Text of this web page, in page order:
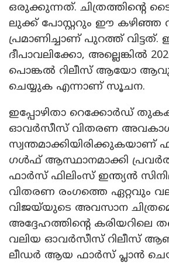
ഒരുക്കുന്നത്. ചിത്രത്തിന്റെ
ലുക്ക് പോസ്റ്ററും ഈ കഴിഞ്ഞ
പ്രമാണിച്ചാണ് പുറത്ത്
ദീപാവലിക്കോ, അല്ലെങ്കിൽ
പൊങ്കൽ റിലീസ് ആയോ ആവും
ചെയ്യുക എന്നാണ് സൂചന.
ഇപ്പോഴിതാ റെക്കോർഡ്
ഓവർസീസ് വിതരണ
സ്വന്തമാക്കിയിരിക്കുകയാണ്
ഗൾഫ് ആസ്ഥാനമാക്കി
ഫാർസ് ഫിലിംസ് ഇന്ത്യൻ
വിതരണ രംഗത്തെ ഏറ്റവും
വിജയ്‌യുടെ അവസാന
അദ്ദേഹത്തിന്റെ കരിയറിലെ
വലിയ ഓവർസീസ് റിലീസ് ആണ്
ലീഡർ ആയ ഫാർസ് പ്ലാൻ